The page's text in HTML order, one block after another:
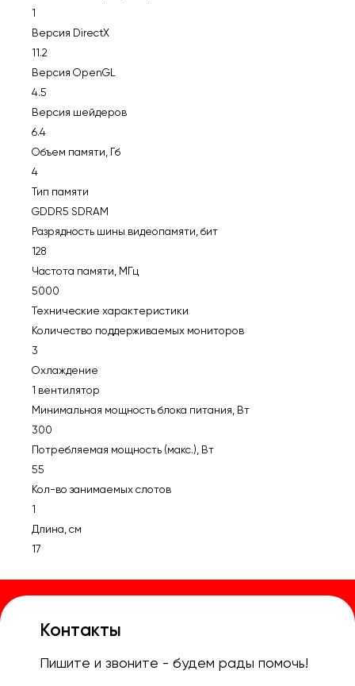
1
Версия DirectX
11.2
Версия OpenGL
4.5
Версия шейдеров
6.4
Объем памяти, Гб
4
Тип памяти
GDDR5 SDRAM
Разрядность шины видеопамяти, бит
128
Частота памяти, МГц
5000
Технические характеристики
Количество поддерживаемых мониторов
3
Охлаждение
1 вентилятор
Минимальная мощность блока питания, Вт
300
Потребляемая мощность (макс.), Вт
55
Кол-во занимаемых слотов
1
Длина, см
17
Контакты
Пишите и звоните - будем рады помочь!